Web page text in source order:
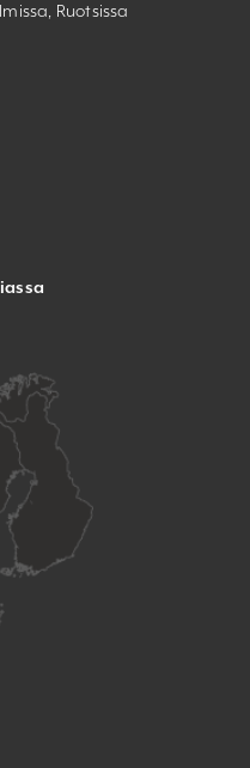
Ruotsissa